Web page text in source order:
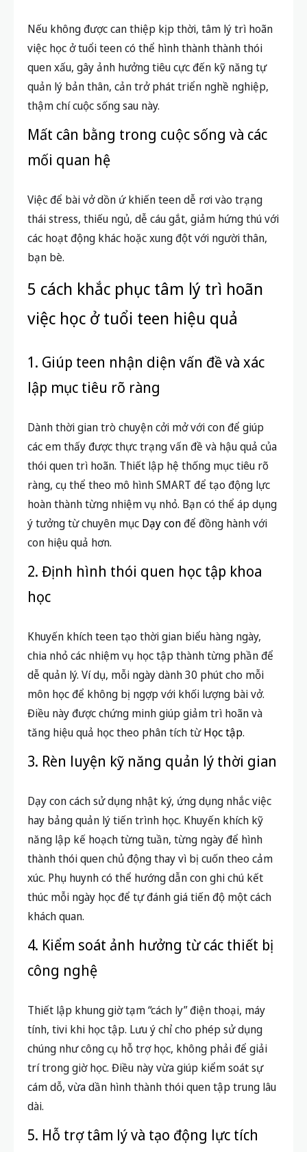
Nếu không được can thiệp kịp thời, tâm lý trì hoãn
việc học ở tuổi teen có thể hình thành thành thói
quen xấu, gây ảnh hưởng tiêu cực đến kỹ năng tự
quản lý bản thân, cản trở phát triển nghề nghiệp,
thậm chí cuộc sống sau này.
Mất cân bằng trong cuộc sống và các
mối quan hệ
Việc để bài vở dồn ứ khiến teen dễ rơi vào trạng
thái stress, thiếu ngủ, dễ cáu gắt, giảm hứng thú với
các hoạt động khác hoặc xung đột với người thân,
bạn bè.
5 cách khắc phục tâm lý trì hoãn
việc học ở tuổi teen hiệu quả
1. Giúp teen nhận diện vấn đề và xác
lập mục tiêu rõ ràng
Dành thời gian trò chuyện cởi mở với con để giúp
các em thấy được thực trạng vấn đề và hậu quả của
thói quen trì hoãn. Thiết lập hệ thống mục tiêu rõ
ràng, cụ thể theo mô hình SMART để tạo động lực
hoàn thành từng nhiệm vụ nhỏ. Bạn có thể áp dụng
ý tưởng từ chuyên mục Dạy conđể đồng hành với
con hiệu quả hơn.
2. Định hình thói quen học tập khoa
học
Khuyến khích teen tạo thời gian biểu hàng ngày,
chia nhỏ các nhiệm vụ học tập thành từng phần để
dễ quản lý. Ví dụ, mỗi ngày dành 30 phút cho mỗi
môn học để không bị ngợp với khối lượng bài vở.
Điều này được chứng minh giúp giảm trì hoãn và
tăng hiệu quả học theo phân tích từHọc tập.
3. Rèn luyện kỹ năng quản lý thời gian
Dạy con cách sử dụng nhật ký, ứng dụng nhắc việc
hay bảng quản lý tiến trình học. Khuyến khích kỹ
năng lập kế hoạch từng tuần, từng ngày để hình
thành thói quen chủ động thay vì bị cuốn theo cảm
xúc. Phụ huynh có thể hướng dẫn con ghi chú kết
thúc mỗi ngày học để tự đánh giá tiến độ một cách
khách quan.
4. Kiểm soát ảnh hưởng từ các thiết bị
công nghệ
Thiết lập khung giờ tạm “cách ly” điện thoại, máy
tính, tivi khi học tập. Lưu ý chỉ cho phép sử dụng
chúng như công cụ hỗ trợ học, không phải để giải
trí trong giờ học. Điều này vừa giúp kiểm soát sự
cám dỗ, vừa dần hình thành thói quen tập trung lâu
dài.
5. Hỗ trợ tâm lý và tạo động lực tích